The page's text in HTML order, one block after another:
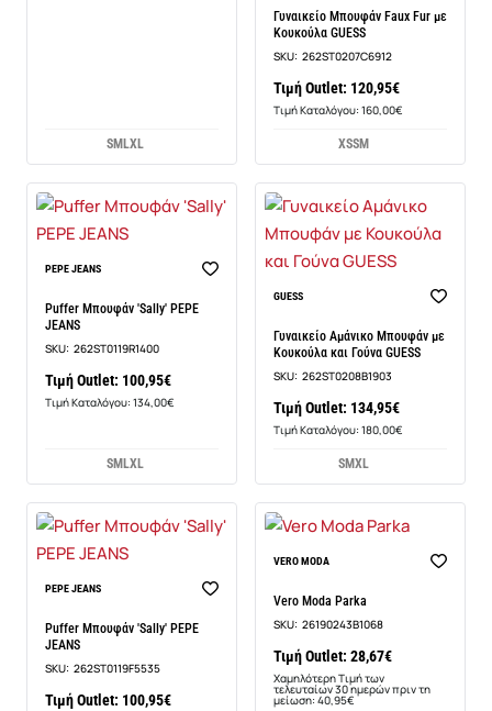
SM LXL
Γυναικείο Μπουφάν Faux Fur με
Κουκούλα GUESS
SKU: 262ST0207C6912
Τιμή Outlet: 120,95€
Τιμή Καταλόγου: 160,00€
XSSM
PEPE JEANS
Puffer Μπουφάν 'Sally' PEPE
JEANS
SKU: 262ST0119R1400
Τιμή Outlet: 100,95€
Τιμή Καταλόγου: 134,00€
SM LXL
Νέο
GUESS
Γυναικείο Αμάνικο Μπουφάν με
Κουκούλα και Γούνα GUESS
SKU: 262ST0208B1903
Τιμή Outlet: 134,95€
Τιμή Καταλόγου: 180,00€
SMXL
PEPE JEANS
Puffer Μπουφάν 'Sally' PEPE
JEANS
SKU: 262ST0119F5535
Τιμή Outlet: 100,95€
-30%
VERO MODA
Vero Moda Parka
SKU: 26190243B1068
Τιμή Outlet: 28,67€
Χαμηλότερη Τιμή των
τελευταίων 30 ημερών πριν τη
μείωση: 40,95€